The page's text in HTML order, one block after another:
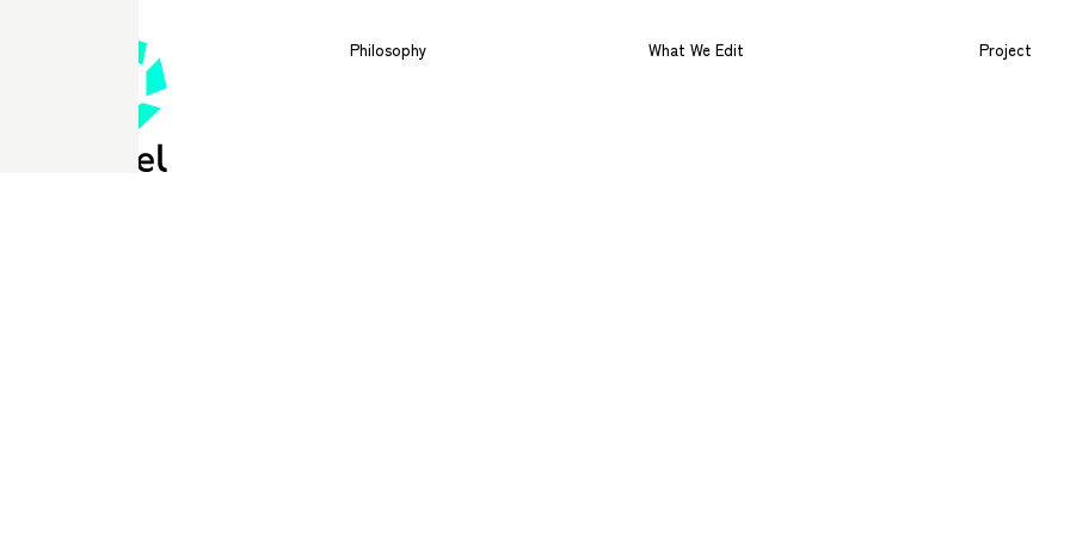
Philosophy What We Edit Project